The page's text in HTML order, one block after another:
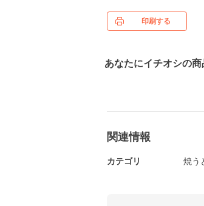
印刷する
あなたにイチオシの商
関連情報
カテゴリ 焼う